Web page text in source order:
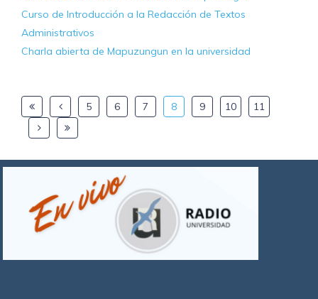
Curso de Introducción a la Redacción de Textos
Administrativos
Charla abierta de Mapuzungun en la universidad
5 6 7 8 9 10 11